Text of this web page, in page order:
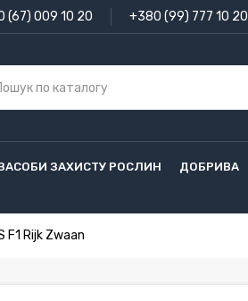
(67) 009 10 20 +380 (99) 777 10 20
ЗАХИСТУ РОСЛИН ДОБРИВА
F1 Rijk Zwaan